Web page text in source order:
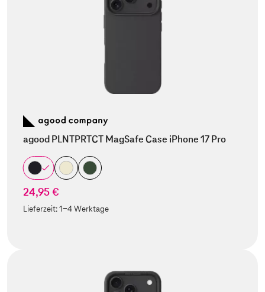
agood PLNTPRTCT MagSafe Case iPhone 17 Pro
24,95 €
Lieferzeit:1-4 Werktage